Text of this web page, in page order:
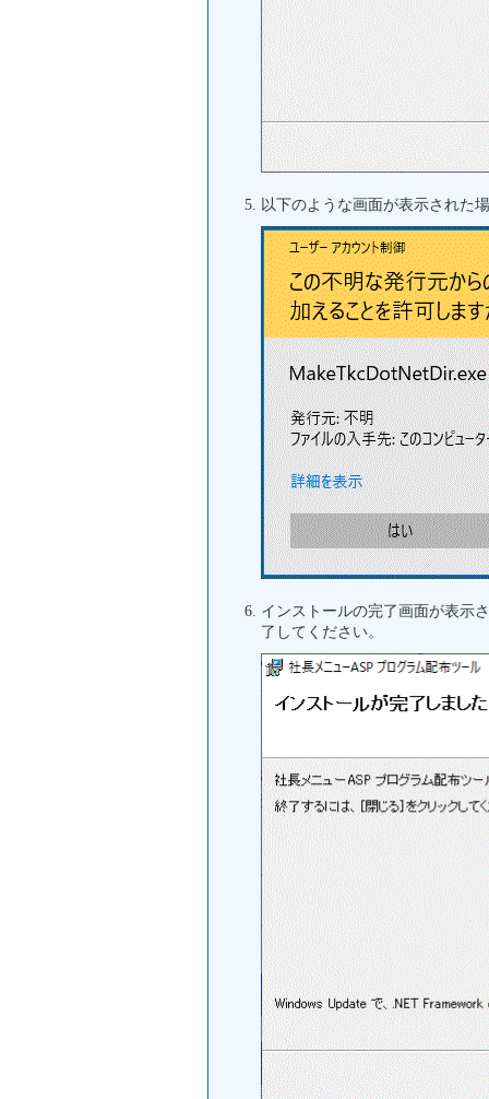
以下のような画面が表示された
インストールの完了画面が表示
了してください。